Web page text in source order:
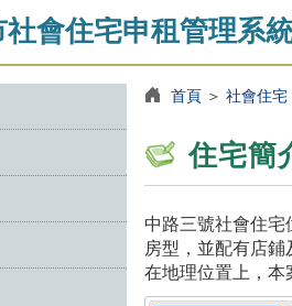
社會住宅申租管理系
首頁＞ 社會住宅
住宅簡
中路三號社會住
房型，並配有店鋪
在地理位置上，本